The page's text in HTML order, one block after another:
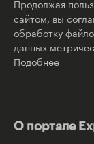
Продолжая
сайтом, вы
обработку
данных
Подобнее
О портале